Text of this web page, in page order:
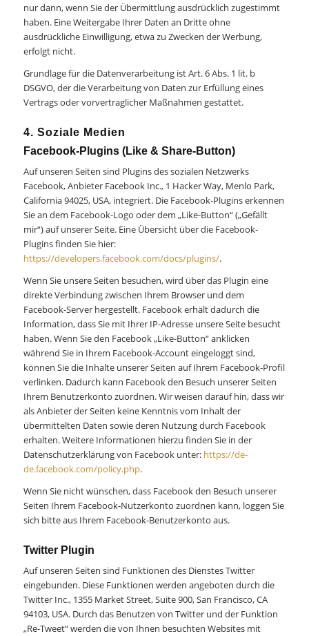
nur dann, wenn Sie der Übermittlung ausdrücklich zugestimmt
haben. Eine Weitergabe Ihrer Daten an Dritte ohne
ausdrückliche Einwilligung, etwa zu Zwecken der Werbung,
erfolgt nicht.
Grundlage für die Datenverarbeitung ist Art. 6 Abs. 1 lit. b
DSGVO, der die Verarbeitung von Daten zur Erfüllung eines
Vertrags oder vorvertraglicher Maßnahmen gestattet.
4. Soziale Medien
Facebook-Plugins (Like & Share-Button)
Auf unseren Seiten sind Plugins des sozialen Netzwerks
Facebook, Anbieter Facebook Inc., 1 Hacker Way, Menlo Park,
California 94025, USA, integriert. Die Facebook-Plugins erkennen
Sie an dem Facebook-Logo oder dem „Like-Button“ („Gefällt
mir“) auf unserer Seite. Eine Übersicht über die Facebook-
Plugins finden Sie hier:
https://developers.facebook.com/docs/plugins/.
Wenn Sie unsere Seiten besuchen, wird über das Plugin eine
direkte Verbindung zwischen Ihrem Browser und dem
Facebook-Server hergestellt. Facebook erhält dadurch die
Information, dass Sie mit Ihrer IP-Adresse unsere Seite besucht
haben. Wenn Sie den Facebook „Like-Button“ anklicken
während Sie in Ihrem Facebook-Account eingeloggt sind,
können Sie die Inhalte unserer Seiten auf Ihrem Facebook-Profil
verlinken. Dadurch kann Facebook den Besuch unserer Seiten
Ihrem Benutzerkonto zuordnen. Wir weisen darauf hin, dass wir
als Anbieter der Seiten keine Kenntnis vom Inhalt der
übermittelten Daten sowie deren Nutzung durch Facebook
erhalten. Weitere Informationen hierzu finden Sie in der
Datenschutzerklärung von Facebook unter: https://de-
de.facebook.com/policy.php.
Wenn Sie nicht wünschen, dass Facebook den Besuch unserer
Seiten Ihrem Facebook-Nutzerkonto zuordnen kann, loggen Sie
sich bitte aus Ihrem Facebook-Benutzerkonto aus.
Twitter Plugin
Auf unseren Seiten sind Funktionen des Dienstes Twitter
eingebunden. Diese Funktionen werden angeboten durch die
Twitter Inc., 1355 Market Street, Suite 900, San Francisco, CA
94103, USA. Durch das Benutzen von Twitter und der Funktion
„Re-Tweet“ werden die von Ihnen besuchten Websites mit